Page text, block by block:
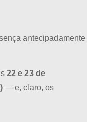
antecipadamente
22 e 23 de
— e, claro, os